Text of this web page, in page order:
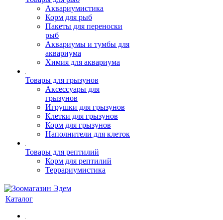
Аквариумистика
Корм для рыб
Пакеты для переноски
рыб
Аквариумы и тумбы для
аквариума
Химия для аквариума
Товары для грызунов
Аксессуары для
грызунов
Игрушки для грызунов
Клетки для грызунов
Корм для грызунов
Наполнители для клеток
Товары для рептилий
Корм для рептилий
Террариумистика
Каталог